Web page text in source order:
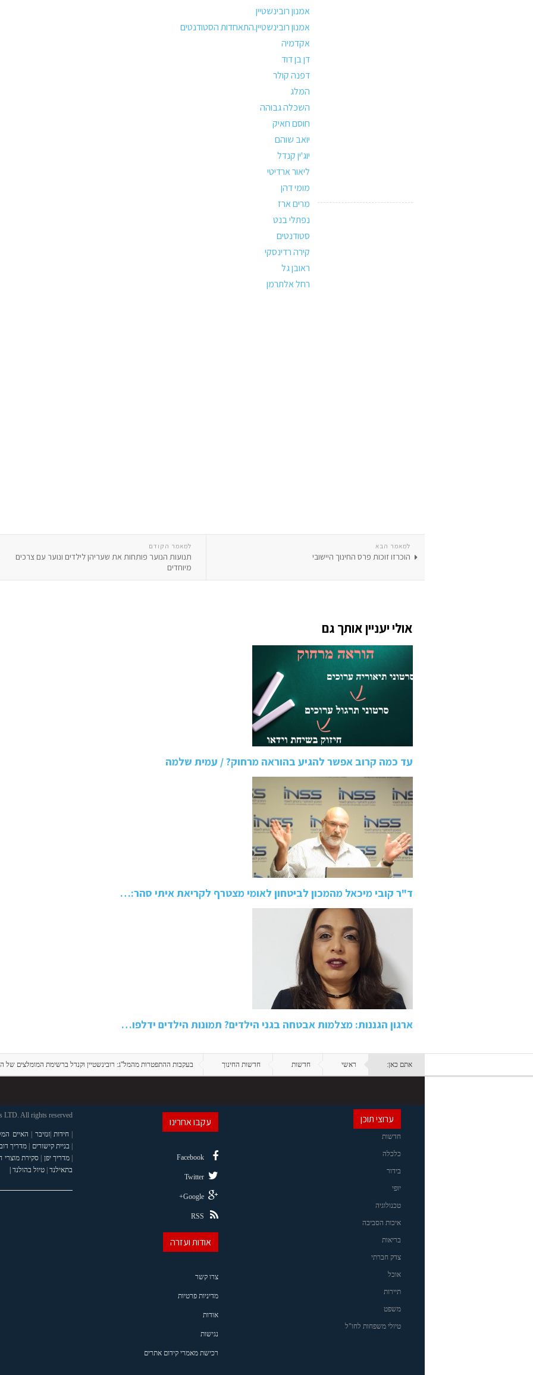
אמנון רובינשטיין
אמנון רובינשטיין.התאחדות הסטודנטים
אקדמיה
דן בן דוד
דפנה קולר
המלג
השכלה גבוהה
חוסם חאיק
יואב שוהם
יוג'ין קנדל
ליאור ארדיטי
מומי דהן
מרים ארז
נפתלי בנט
סטודנטים
קירה רדינסקי
ראובן גל
רחל אלתרמן
למאמר הקודם
תנועות הנוער פותחות את שעריהן לילדים ונוער עם צרכים
מיוחדים
למאמר הבא
הוכרזו זוכות פרס החינוך היישובי
אולי יעניין אותך גם
עד כמה קרוב אפשר להגיע בהוראה מרחוק? / עמית שלמה
ד"ר קובי מיכאל מהמכון לביטחון לאומי מצטרף לקריאת איתי סהר:…
ארגון הגננות: מצלמות אבטחה בגני הילדים? תמונות הילדים ידלפו…
אתם כאן: ראשי חדשות חדשות החינוך בעקבות ההתפטרות מהמל''ג: רובינשטיין וקנדל ברשימת המומלצים של
ערוצי תוכן
חדשות
כלכלה
בידור
יופי
טכנולוגיה
איכות הסביבה
בריאות
צדק חברתי
אוכל
תיירות
משפט
טיולי משפחות לחו"ל
עקבו אחרינו
Facebook
Twitter
Google+
RSS
אודות ועזרה
צרו קשר
מדיניות פרטיות
אודות
נגישות
רכישת מאמרי קידום אתרים
LTD. All rights reserved
| חידות |זנזיבר | האיים
| בניית קישורים |מדריך
| מדריך יפן |סקירת
בתאילנד| טיול בהולנד |